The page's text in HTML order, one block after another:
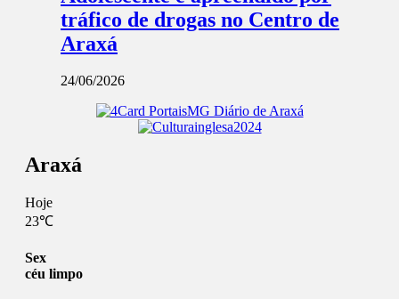
tráfico de drogas no Centro de
Araxá
24/06/2026
Araxá
Hoje
23℃
Sex
céu limpo